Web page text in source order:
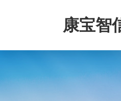
康宝智
限公司